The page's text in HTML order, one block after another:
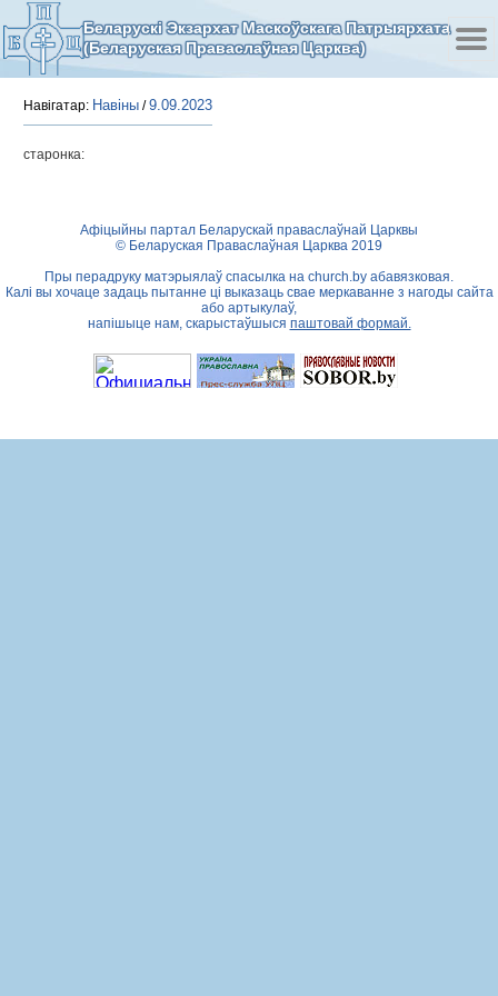
Беларускі Экзархат Маскоўскага Патрыярхата
(Беларуская Праваслаўная Царква)
Навігатар: Навіны /9.09.2023
старонка:
Афіцыйны партал Беларускай праваслаўнай Царквы
© Беларуская Праваслаўная Царква 2019
Пры перадруку матэрыялаў спасылка на church.by абавязковая.
Калі вы хочаце задаць пытанне ці выказаць свае меркаванне з нагоды сайта
або артыкулаў,
напішыце нам, скарыстаўшыся паштовай формай.